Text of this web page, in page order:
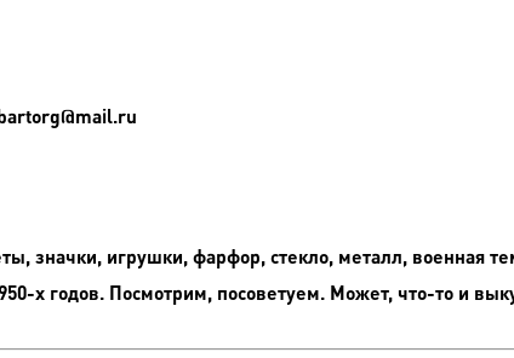
значки, игрушки, фарфор, стекло, металл, военная
х годов. Посмотрим, посоветуем. Может, что-то и